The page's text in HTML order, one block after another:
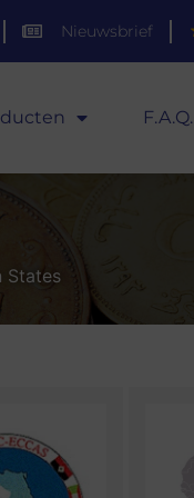
Nieuwsbrief
F.A.Q.
States